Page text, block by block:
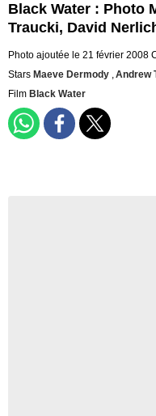
Black Water : Photo
Traucki, David
Photo ajoutée le 21 février 2008
Stars Maeve Dermody ,Andrew
Film Black Water